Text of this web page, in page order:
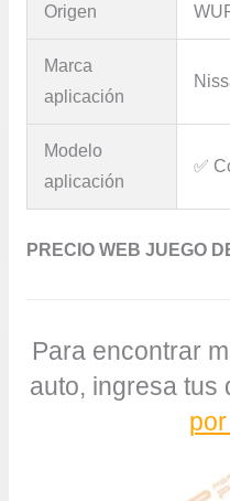
Origen
Marca
aplicación
Modelo
aplicación
✅​
PRECIO WEB JUEGO
Para encontrar
auto, ingresa tus